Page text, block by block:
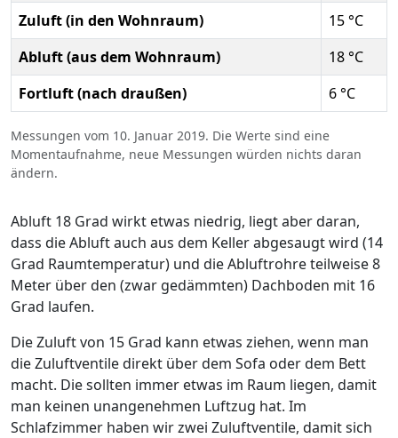
Zuluft (in den Wohnraum)
15 °C
Abluft (aus dem Wohnraum)
18 °C
Fortluft (nach draußen)
6 °C
Messungen vom 10. Januar 2019. Die Werte sind eine
Momentaufnahme, neue Messungen würden nichts daran
ändern.
Abluft 18 Grad wirkt etwas niedrig, liegt aber daran,
dass die Abluft auch aus dem Keller abgesaugt wird (14
Grad Raumtemperatur) und die Abluftrohre teilweise 8
Meter über den (zwar gedämmten) Dachboden mit 16
Grad laufen.
Die Zuluft von 15 Grad kann etwas ziehen, wenn man
die Zuluftventile direkt über dem Sofa oder dem Bett
macht. Die sollten immer etwas im Raum liegen, damit
man keinen unangenehmen Luftzug hat. Im
Schlafzimmer haben wir zwei Zuluftventile, damit sich